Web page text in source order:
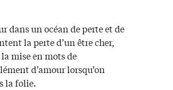
dans un océan de perte et de
la perte d’un être cher,
mise en mots de
d’amour lorsqu’on
la folie.